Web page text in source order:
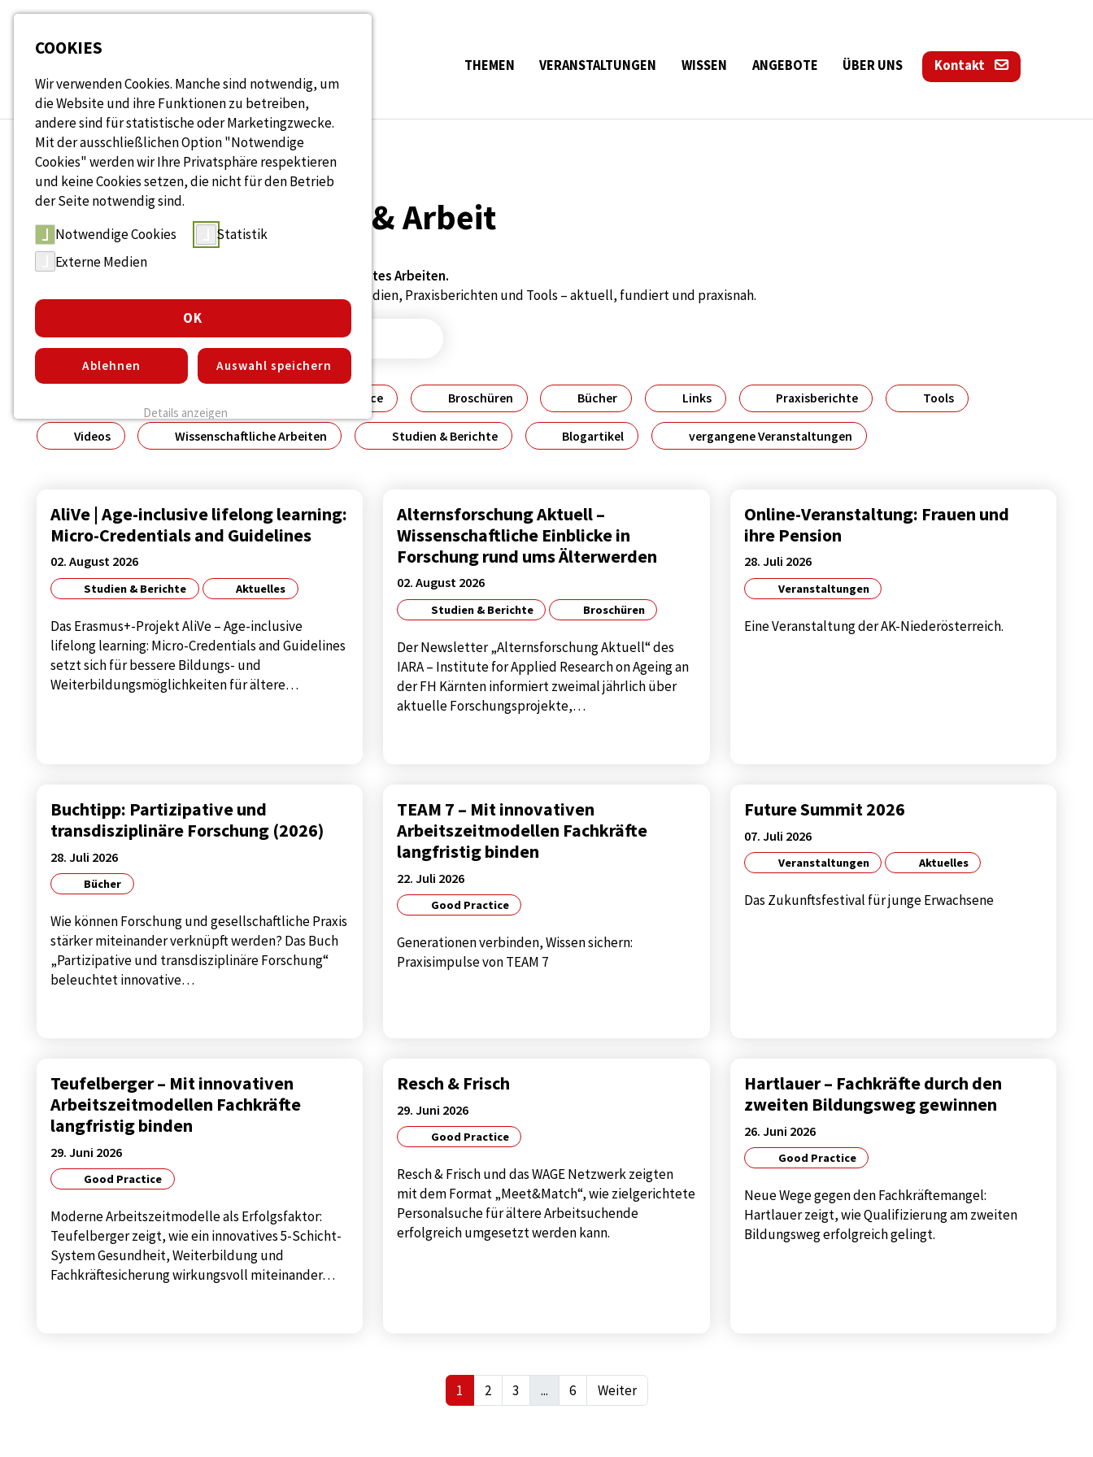
Seitenbereiche:
THEMEN VERANSTALTUNGEN WISSEN ANGEBOTE ÜBER UNS Kontakt
WISSENSDATENBANK
Wissen rund um Alter & Arbeit
Antworten, Ideen und Lösungen für generationengerechtes Arbeiten.
Durchsuchen Sie unsere Sammlung aus Fachartikeln, Studien, Praxisberichten und Tools – aktuell, fundiert und praxisnah.
Suche
Kategorien:
Good Practice Broschüren Bücher Links Praxisberichte Tools
Videos Wissenschaftliche Arbeiten Studien & Berichte Blogartikel vergangene Veranstaltungen
AliVe | Age-inclusive lifelong learning:
Micro-Credentials and Guidelines
02. August 2026
Studien & Berichte Aktuelles
Das Erasmus+-Projekt AliVe – Age-inclusive
lifelong learning: Micro-Credentials and Guidelines
setzt sich für bessere Bildungs- und
Weiterbildungsmöglichkeiten für ältere…
Alternsforschung Aktuell –
Wissenschaftliche Einblicke in
Forschung rund ums Älterwerden
02. August 2026
Studien & Berichte Broschüren
Der Newsletter „Alternsforschung Aktuell“ des
IARA – Institute for Applied Research on Ageing an
der FH Kärnten informiert zweimal jährlich über
aktuelle Forschungsprojekte,…
Online-Veranstaltung: Frauen und
ihre Pension
28. Juli 2026
Veranstaltungen
Eine Veranstaltung der AK-Niederösterreich.
Buchtipp: Partizipative und
transdisziplinäre Forschung (2026)
28. Juli 2026
Bücher
Wie können Forschung und gesellschaftliche Praxis
stärker miteinander verknüpft werden? Das Buch
„Partizipative und transdisziplinäre Forschung“
beleuchtet innovative…
TEAM 7 – Mit innovativen
Arbeitszeitmodellen Fachkräfte
langfristig binden
22. Juli 2026
Good Practice
Generationen verbinden, Wissen sichern:
Praxisimpulse von TEAM 7
Future Summit 2026
07. Juli 2026
Veranstaltungen Aktuelles
Das Zukunftsfestival für junge Erwachsene
Teufelberger – Mit innovativen
Arbeitszeitmodellen Fachkräfte
langfristig binden
29. Juni 2026
Good Practice
Moderne Arbeitszeitmodelle als Erfolgsfaktor:
Teufelberger zeigt, wie ein innovatives 5-Schicht-
System Gesundheit, Weiterbildung und
Fachkräftesicherung wirkungsvoll miteinander…
Resch & Frisch
29. Juni 2026
Good Practice
Resch & Frisch und das WAGE Netzwerk zeigten
mit dem Format „Meet&Match“, wie zielgerichtete
Personalsuche für ältere Arbeitsuchende
erfolgreich umgesetzt werden kann.
Hartlauer – Fachkräfte durch den
zweiten Bildungsweg gewinnen
26. Juni 2026
Good Practice
Neue Wege gegen den Fachkräftemangel:
Hartlauer zeigt, wie Qualifizierung am zweiten
Bildungsweg erfolgreich gelingt.
1 2 3 ... 6 Weiter
COOKIES
Wir verwenden Cookies. Manche sind notwendig, um
die Website und ihre Funktionen zu betreiben,
andere sind für statistische oder Marketingzwecke.
Mit der ausschließlichen Option "Notwendige
Cookies" werden wir Ihre Privatsphäre respektieren
und keine Cookies setzen, die nicht für den Betrieb
der Seite notwendig sind.
Notwendige Cookies
Statistik
Externe Medien
OK
Ablehnen Auswahl speichern
Details anzeigen
grundlegend notwendigen Funktionen für den
Betrieb der Seite.
Notwendige Cookies
Name: cookie_consent
Zweck:
Diese Cookie speichert die
benutzerspezifischen Cookie-
Einstellungen
1 year
Statistik Cookies sammeln anonyme
Informationen über das Nutzerverhalten. Diese
Informationen helfen uns, das Verhalten unserer
Nutzer auf unserer Webseite besser zu
verstehen.
Analytics
Name: google_tagmanager
Anbieter: Google
EXTERNE MEDIEN
Notwendig, um Inhalte von externen Medien-
Plattformen anzuzeigen.
Externe Medien
Name: google
Google
Impressum|Datenschutz